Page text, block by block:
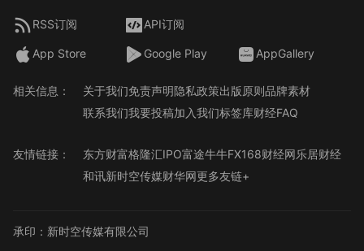
RSS订阅 API订阅
App Store Google Play AppGallery
相关信息： 关于我们免责声明隐私政策出版原则品牌素材
联系我们我要投稿加入我们标签库财经FAQ
友情链接： 东方财富格隆汇IPO富途牛牛FX168财经网乐居财经
和讯新时空传媒财华网更多友链+
承印：新时空传媒有限公司